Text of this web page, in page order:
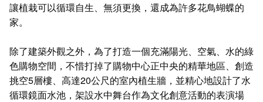
讓植栽可以循環自生、無須更換，還成為許多花鳥蝴蝶的
家。
除了建築外觀之外，為了打造一個充滿陽光、空氣、水的綠
色購物空間，不惜打掉了購物中心正中央的精華地區、創造
挑空5層樓、高達20公尺的室內植生牆，並精心地設計了水
循環鏡面水池，架設水中舞台作為文化創意活動的表演場